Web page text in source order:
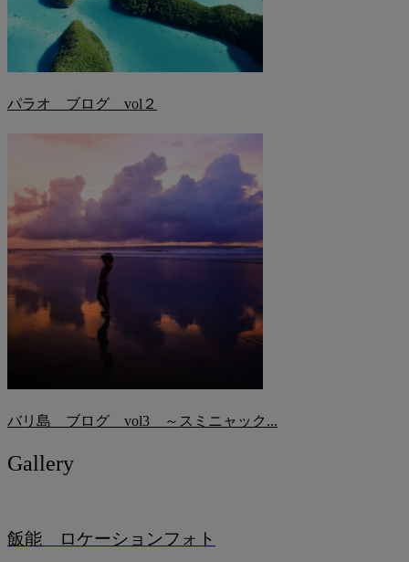
パラオ ブログ vol２
バリ島 ブログ vol3 ～スミニャック...
Gallery
飯能 ロケーションフォト